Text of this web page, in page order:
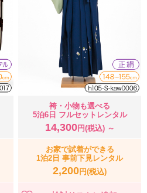
袴・小物も選べる
5泊6日 フルセットレンタル
14,300円(税込) ～
お家で試着ができる
1泊2日 事前下見レンタル
2,200円(税込)